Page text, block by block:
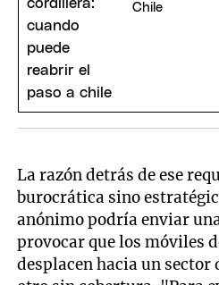
Chile
La razón detrás de ese
burocrática sino
anónimo podría enviar
provocar que los móviles
desplacen hacia un